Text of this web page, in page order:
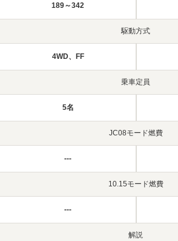
189～342
駆動方式
4WD、FF
乗車定員
5名
JC08モード燃費
---
10.15モード燃費
---
解説